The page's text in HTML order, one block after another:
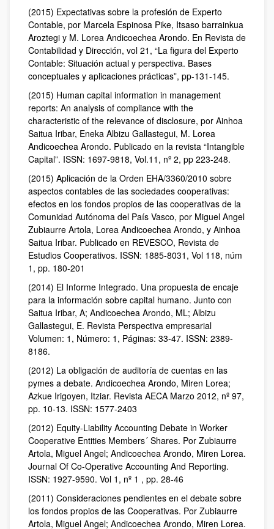
(2015) Expectativas sobre la profesión de Experto
Contable, por Marcela Espinosa Pike, Itsaso barrainkua
Aroztegi y M. Lorea Andicoechea Arondo. En Revista de
Contabilidad y Dirección, vol 21, “La figura del Experto
Contable: Situación actual y perspectiva. Bases
conceptuales y aplicaciones prácticas”, pp-131-145.
(2015) Human capital information in management
reports: An analysis of compliance with the
characteristic of the relevance of disclosure, por Ainhoa
Saitua Iribar, Eneka Albizu Gallastegui, M. Lorea
Andicoechea Arondo. Publicado en la revista “Intangible
Capital”. ISSN: 1697-9818, Vol.11, nº 2, pp 223-248.
(2015) Aplicación de la Orden EHA/3360/2010 sobre
aspectos contables de las sociedades cooperativas:
efectos en los fondos propios de las cooperativas de la
Comunidad Autónoma del País Vasco, por Miguel Angel
Zubiaurre Artola, Lorea Andicoechea Arondo, y Ainhoa
Saitua Iribar. Publicado en REVESCO, Revista de
Estudios Cooperativos. ISSN: 1885-8031, Vol 118, núm
1, pp. 180-201
(2014) El Informe Integrado. Una propuesta de encaje
para la información sobre capital humano. Junto con
Saitua Iribar, A; Andicoechea Arondo, ML; Albizu
Gallastegui, E. Revista Perspectiva empresarial
Volumen: 1, Número: 1, Páginas: 33-47. ISSN: 2389-
8186.
(2012) La obligación de auditoría de cuentas en las
pymes a debate. Andicoechea Arondo, Miren Lorea;
Azkue Irigoyen, Itziar. Revista AECA Marzo 2012, nº 97,
pp. 10-13. ISSN: 1577-2403
(2012) Equity-Liability Accounting Debate in Worker
Cooperative Entities Members´ Shares. Por Zubiaurre
Artola, Miguel Angel; Andicoechea Arondo, Miren Lorea.
Journal Of Co-Operative Accounting And Reporting.
ISSN: 1927-9590. Vol 1, nº 1 , pp. 28-46
(2011) Consideraciones pendientes en el debate sobre
los fondos propios de las Cooperativas. Por Zubiaurre
Artola, Miguel Angel; Andicoechea Arondo, Miren Lorea.